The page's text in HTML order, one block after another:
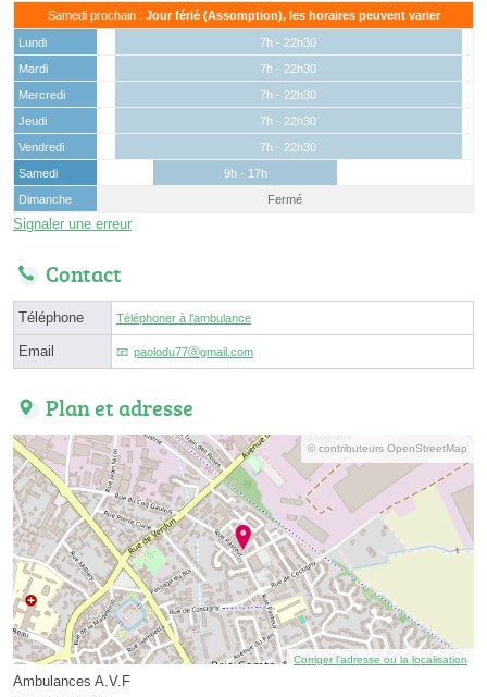
Samedi prochain : Jour férié (Assomption), les horaires peuvent varier
Lundi
7h - 22h30
Mardi
7h - 22h30
Mercredi
7h - 22h30
Jeudi
7h - 22h30
Vendredi
7h - 22h30
Samedi
9h - 17h
Dimanche
Fermé
Signaler une erreur
Contact
Téléphone Téléphoner à l'ambulance
Email paolodu77ⓐgmail.com
Plan et adresse
© contributeurs OpenStreetMap
Corriger l’adresse ou la localisation
Ambulances A.V.F